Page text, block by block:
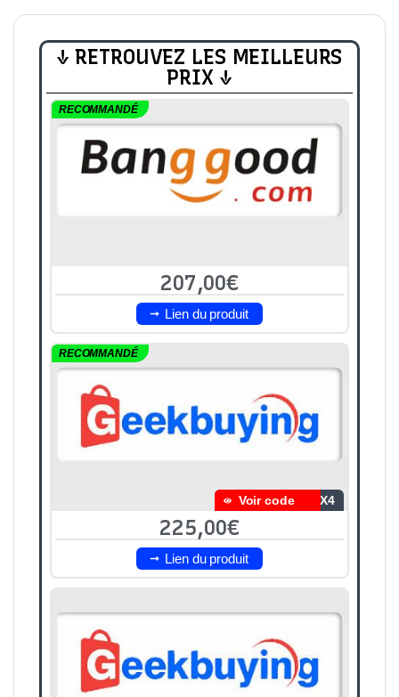
↓ RETROUVEZ LES MEILLEURS
PRIX ↓
RECOMMANDÉ
207,00€
Lien du produit
RECOMMANDÉ
Voir code SX4
225,00€
Lien du produit